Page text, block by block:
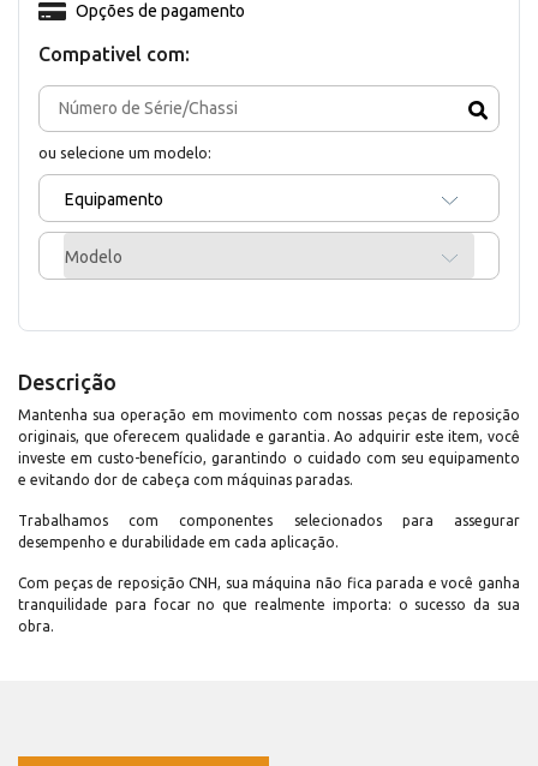
Compativel com:
ou selecione um modelo:
Equipamento
Modelo
Opções de pagamento
Descrição
Mantenha sua operação em movimento com nossas peças de reposição
originais, que oferecem qualidade e garantia. Ao adquirir este item, você
investe em custo-benefício, garantindo o cuidado com seu equipamento
e evitando dor de cabeça com máquinas paradas.
Trabalhamos com componentes selecionados para assegurar
desempenho e durabilidade em cada aplicação.
Com peças de reposição CNH, sua máquina não fica parada e você ganha
tranquilidade para focar no que realmente importa: o sucesso da sua
obra.